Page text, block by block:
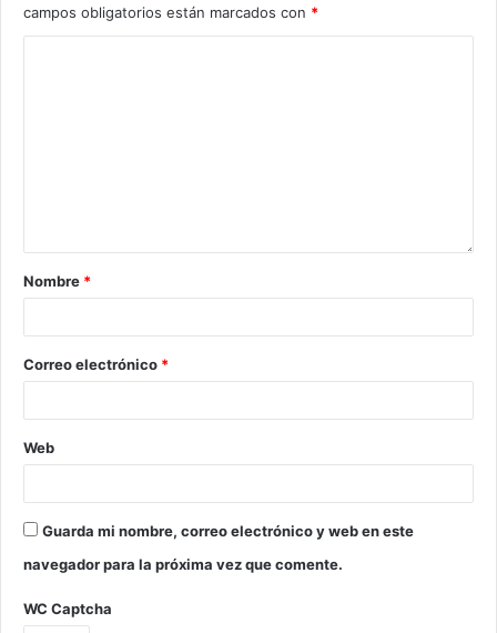
campos obligatorios están marcados con *
Nombre *
Correo electrónico *
Web
Guarda mi nombre, correo electrónico y web en este
navegador para la próxima vez que comente.
WC Captcha